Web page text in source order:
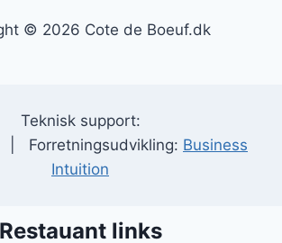
© 2026 Cote de Boeuf.dk
Teknisk support:
| Forretningsudvikling: Business
Intuition
Restauant links